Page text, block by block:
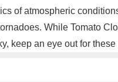
of atmospheric
While Tomato
keep an eye out for